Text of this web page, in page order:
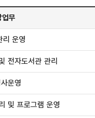
업무
리 운영
전자도서관 관리
운영
및 프로그램 운영